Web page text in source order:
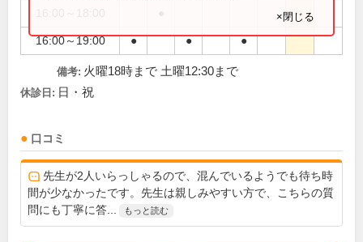
16:00～19:00 ● ● ●
×閉じる
備考: 火曜18時まで 土曜12:30まで
休診日: 日・祝
口コミ
先生が2人いらっしゃるので、混んでいるようでも待ち時
間が少なかったです。先生は親しみやすい方で、こちらの質
問にも丁寧に答...
もっと読む